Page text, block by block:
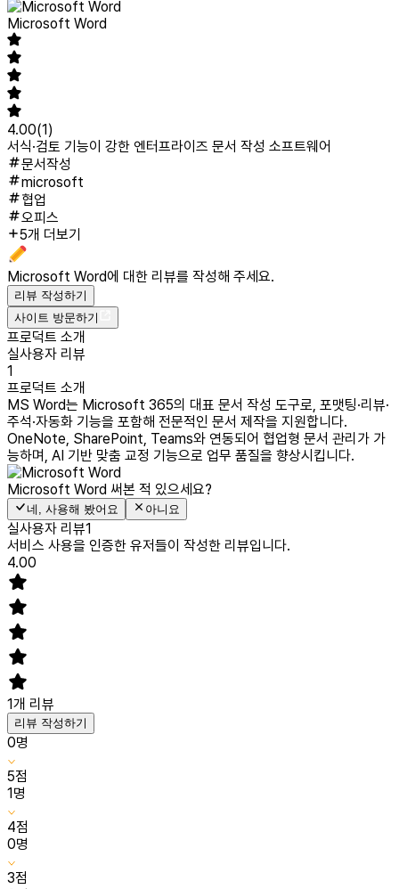
Microsoft Word
4.00(1)
서식·검토 기능이 강한 엔터프라이즈 문서 작성 소프트웨어
문서작성
microsoft
협업
오피스
5개 더보기
Microsoft Word에 대한 리뷰를 작성해 주세요.
리뷰 작성하기
사이트 방문하기
프로덕트 소개
실사용자 리뷰
1
프로덕트 소개
MS Word는 Microsoft 365의 대표 문서 작성 도구로, 포맷팅·리뷰·
주석·자동화 기능을 포함해 전문적인 문서 제작을 지원합니다.
OneNote, SharePoint, Teams와 연동되어 협업형 문서 관리가 가
능하며, AI 기반 맞춤 교정 기능으로 업무 품질을 향상시킵니다.
Microsoft Word 써본 적 있으세요?
네, 사용해 봤어요 아니요
실사용자 리뷰1
서비스 사용을 인증한 유저들이 작성한 리뷰입니다.
4.00
1개 리뷰
리뷰 작성하기
0명
5점
1명
4점
0명
3점